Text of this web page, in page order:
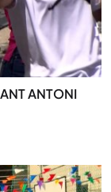
ANTONI